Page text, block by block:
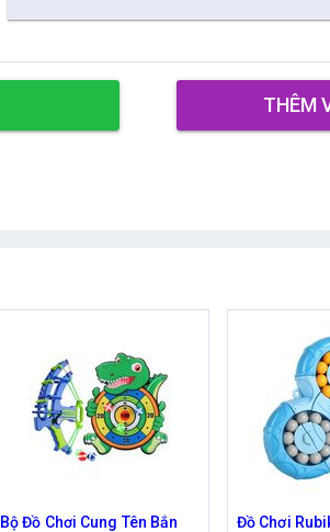
THÊM
Bộ Đồ Chơi Cung Tên Bắn
Đồ Chơi